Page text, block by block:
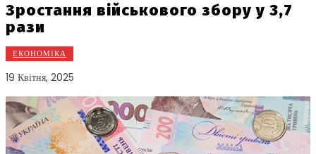
Зростання військового збору у 3,7
рази
ЕКОНОМІКА
19 Квітня, 2025